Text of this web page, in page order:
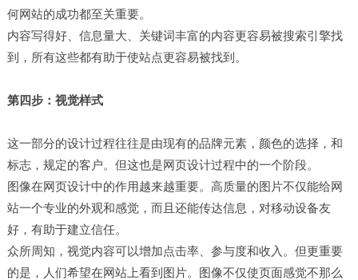
何网站的成功都至关重要。
内容写得好、信息量大、关键词丰富的内容更容易被搜索引擎找
到，所有这些都有助于使站点更容易被找到。
第四步：视觉样式
这一部分的设计过程往往是由现有的品牌元素，颜色的选择，和
标志，规定的客户。但这也是网页设计过程中的一个阶段。
图像在网页设计中的作用越来越重要。高质量的图片不仅能给网
站一个专业的外观和感觉，而且还能传达信息，对移动设备友
好，有助于建立信任。
众所周知，视觉内容可以增加点击率、参与度和收入。但更重要
的是，人们希望在网站上看到图片。图像不仅使页面感觉不那么